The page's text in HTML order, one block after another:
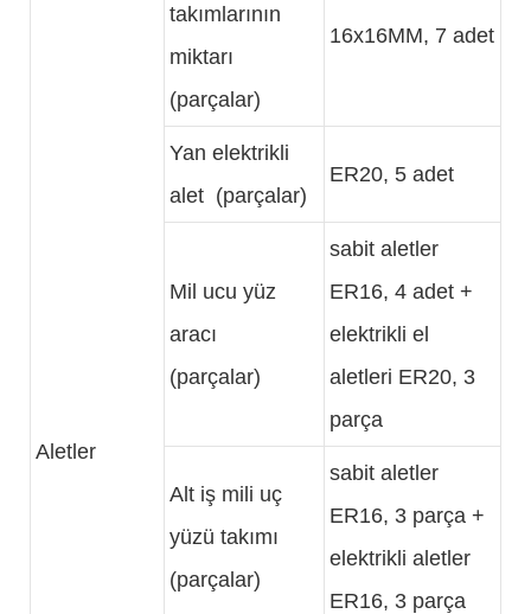
Aletler
takımlarının
miktarı
(parçalar)
16x16MM, 7 adet
Yan elektrikli
alet (parçalar)
ER20, 5 adet
Mil ucu yüz
aracı
(parçalar)
sabit aletler
ER16, 4 adet +
elektrikli el
aletleri ER20, 3
parça
Alt iş mili uç
yüzü takımı
(parçalar)
sabit aletler
ER16, 3 parça +
elektrikli aletler
ER16, 3 parça